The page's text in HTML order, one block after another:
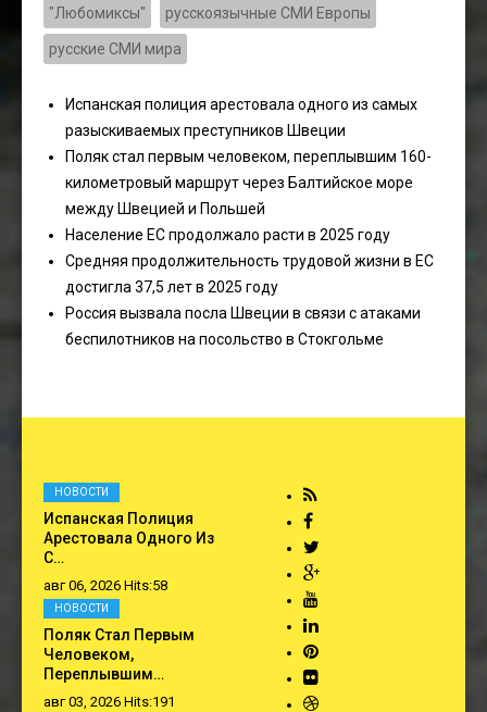
"Любомиксы" русскоязычные СМИ Европы
русские СМИ мира
Испанская полиция арестовала одного из самых
разыскиваемых преступников Швеции
Поляк стал первым человеком, переплывшим 160-
километровый маршрут через Балтийское море
между Швецией и Польшей
Население ЕС продолжало расти в 2025 году
Средняя продолжительность трудовой жизни в ЕС
достигла 37,5 лет в 2025 году
Россия вызвала посла Швеции в связи с атаками
беспилотников на посольство в Стокгольме
Испанская Полиция
Арестовала Одного Из
С…
авг 06, 2026 Hits:58
НОВОСТИ
Поляк Стал Первым
Человеком,
Переплывшим…
авг 03, 2026 Hits:191
НОВОСТИ